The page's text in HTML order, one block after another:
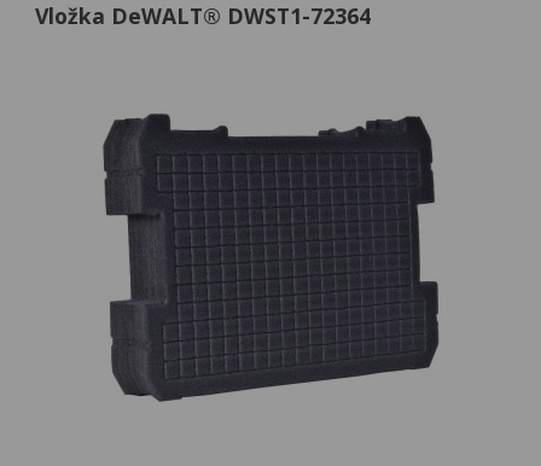
Vložka DeWALT® DWST1-72364